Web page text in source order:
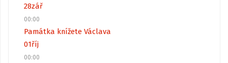
28zář
00:00
Památka knížete Václava
01říj
00:00